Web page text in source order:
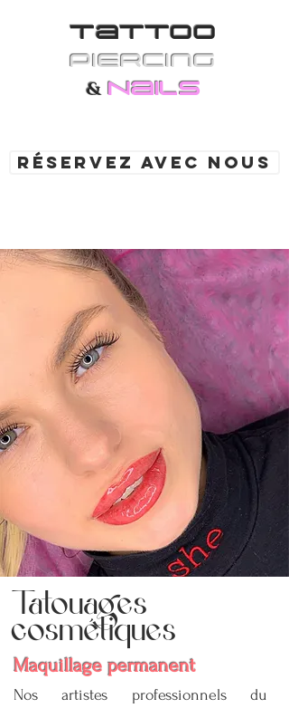
Tattoo
PiErcing
& Nails
Réservez avec nous
Tatouages
cosmétiques
Maquillage permanent
Nos artistes professionnels du